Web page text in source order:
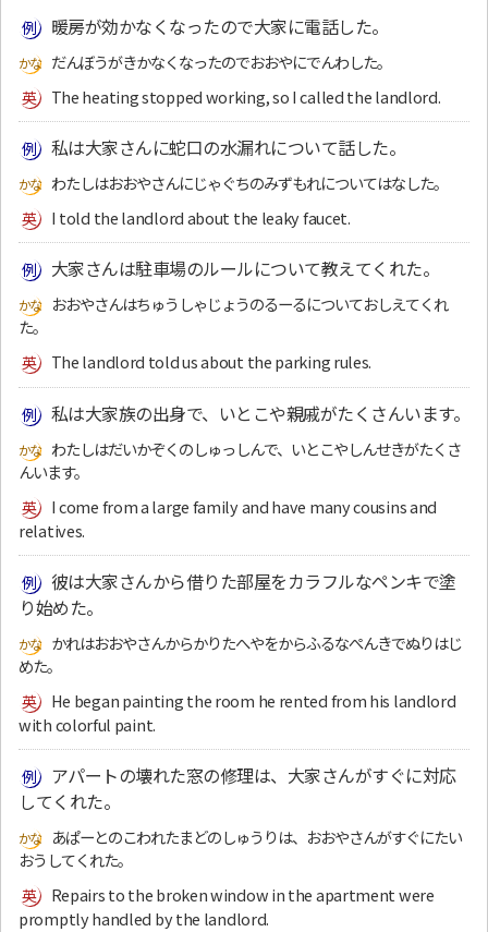
暖房が効かなくなったので大家に電話した。
だんぼうがきかなくなったのでおおやにでんわした。
The heating stopped working, so I called the landlord.
私は大家さんに蛇口の水漏れについて話した。
わたしはおおやさんにじゃぐちのみずもれについてはなした。
I told the landlord about the leaky faucet.
大家さんは駐車場のルールについて教えてくれた。
おおやさんはちゅうしゃじょうのるーるについておしえてくれ
た。
The landlord told us about the parking rules.
私は大家族の出身で、いとこや親戚がたくさんいます。
わたしはだいかぞくのしゅっしんで、いとこやしんせきがたくさ
んいます。
I come from a large family and have many cousins and
relatives.
彼は大家さんから借りた部屋をカラフルなペンキで塗
り始めた。
かれはおおやさんからかりたへやをからふるなぺんきでぬりはじ
めた。
He began painting the room he rented from his landlord
with colorful paint.
アパートの壊れた窓の修理は、大家さんがすぐに対応
してくれた。
あぱーとのこわれたまどのしゅうりは、おおやさんがすぐにたい
おうしてくれた。
Repairs to the broken window in the apartment were
promptly handled by the landlord.